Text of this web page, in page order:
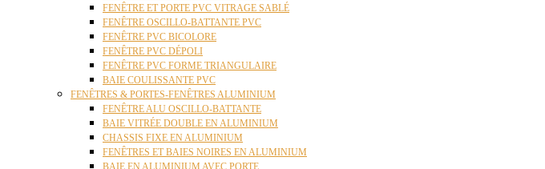
FENÊTRE ET PORTE PVC VITRAGE SABLÉ
FENÊTRE OSCILLO-BATTANTE PVC
FENÊTRE PVC BICOLORE
FENÊTRE PVC DÉPOLI
FENÊTRE PVC FORME TRIANGULAIRE
BAIE COULISSANTE PVC
FENÊTRES & PORTES-FENÊTRES ALUMINIUM
FENÊTRE ALU OSCILLO-BATTANTE
BAIE VITRÉE DOUBLE EN ALUMINIUM
CHASSIS FIXE EN ALUMINIUM
FENÊTRES ET BAIES NOIRES EN ALUMINIUM
BAIE EN ALUMINIUM AVEC PORTE